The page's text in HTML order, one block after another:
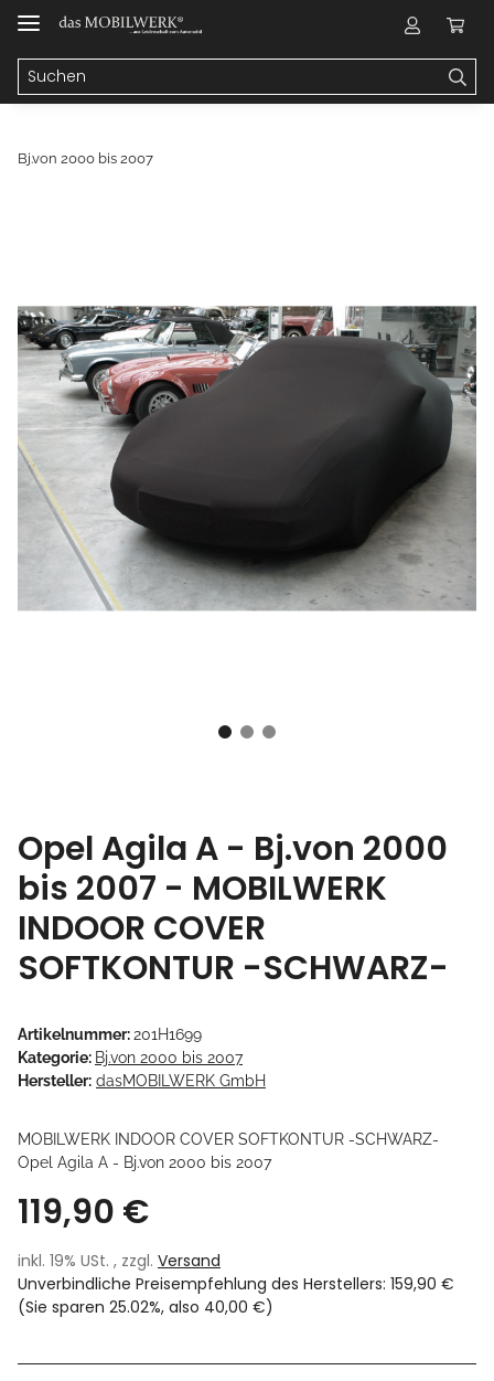
Bj.von 2000 bis 2007
Opel Agila A - Bj.von 2000
bis 2007 - MOBILWERK
INDOOR COVER
SOFTKONTUR -SCHWARZ-
Artikelnummer:201H1699
Kategorie: Bj.von 2000 bis 2007
Hersteller: dasMOBILWERK GmbH
MOBILWERK INDOOR COVER SOFTKONTUR -SCHWARZ-
Opel Agila A - Bj.von 2000 bis 2007
119,90 €
inkl. 19% USt. , zzgl. Versand
Unverbindliche Preisempfehlung des Herstellers: 159,90 €
(Sie sparen 25.02%, also 40,00 €)